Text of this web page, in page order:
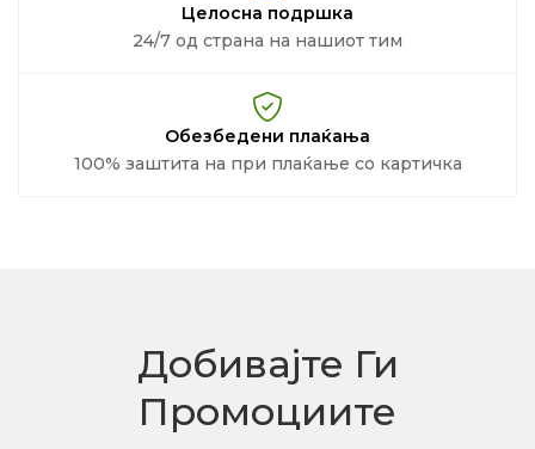
Целосна подршка
24/7 од страна на нашиот тим
Обезбедени плаќања
100% заштита на при плаќање со картичка
Добивајте Ги
Промоциите